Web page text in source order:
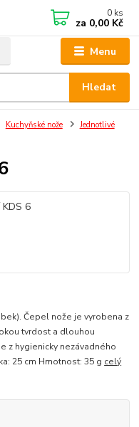
Menu
Hledat
0 ks
za 0,00 Kč
Kuchyňské nože
Jednotlivé
Čepel nože je vyrobena z
tvrdost a dlouhou
z hygienicky nezávadného
25 cm Hmotnost: 35 g celý